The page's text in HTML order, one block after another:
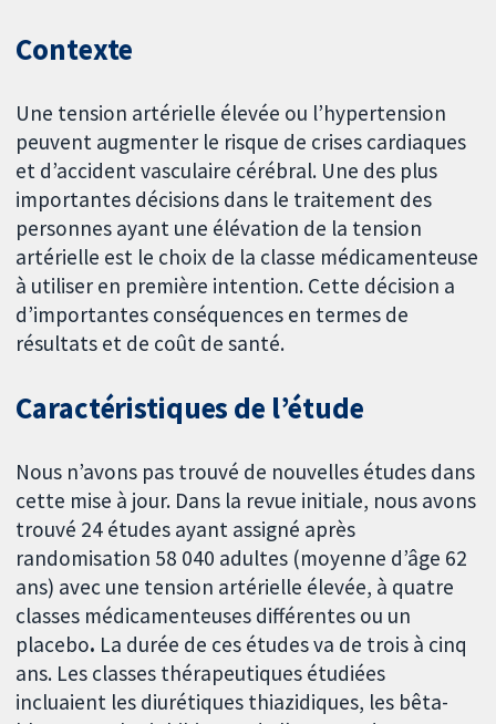
Contexte
Une tension artérielle élevée ou l’hypertension
peuvent augmenter le risque de crises cardiaques
et d’accident vasculaire cérébral. Une des plus
importantes décisions dans le traitement des
personnes ayant une élévation de la tension
artérielle est le choix de la classe médicamenteuse
à utiliser en première intention. Cette décision a
d’importantes conséquences en termes de
résultats et de coût de santé.
Caractéristiques de l’étude
Nous n’avons pas trouvé de nouvelles études dans
cette mise à jour. Dans la revue initiale, nous avons
trouvé 24 études ayant assigné après
randomisation 58 040 adultes (moyenne d’âge 62
ans) avec une tension artérielle élevée, à quatre
classes médicamenteuses différentes ou un
placebo. La durée de ces études va de trois à cinq
ans. Les classes thérapeutiques étudiées
incluaient les diurétiques thiazidiques, les bêta-